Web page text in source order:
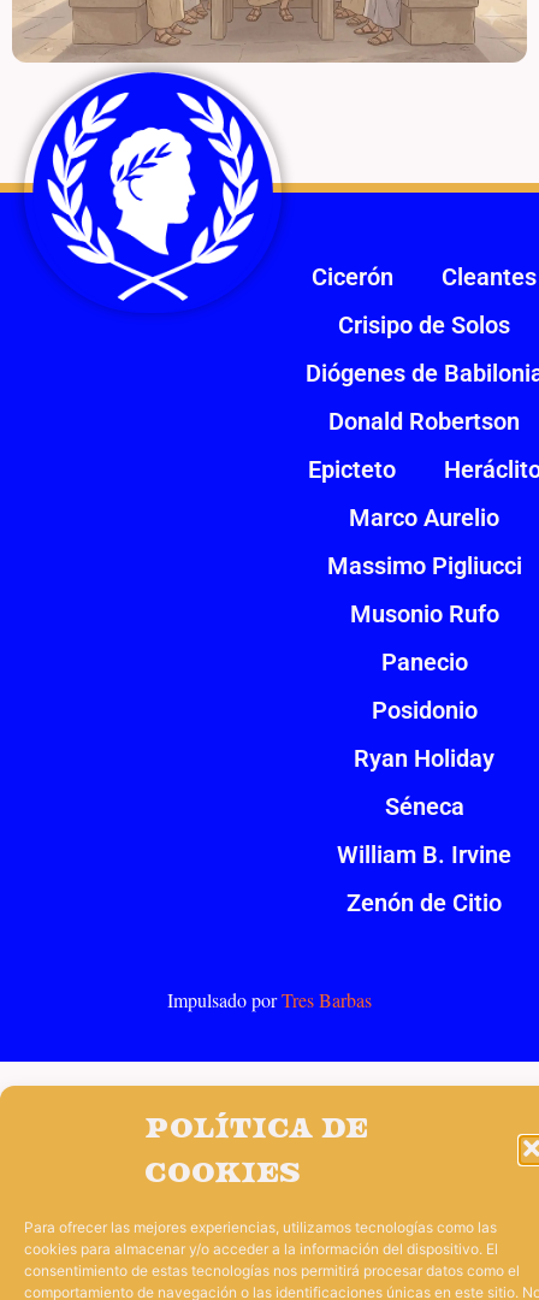
Política de
cookies
Para ofrecer las mejores experiencias, utilizamos tecnologías como las
cookies para almacenar y/o acceder a la información del dispositivo. El
consentimiento de estas tecnologías nos permitirá procesar datos como el
comportamiento de navegación o las identificaciones únicas en este sitio.
Cicerón
Cleantes
Crisipo de Solos
Diógenes de
Donald Robertson
Epicteto
Marco Aurelio
Massimo Pigliucci
Musonio Rufo
Panecio
Posidonio
Ryan Holiday
Séneca
William B. Irvine
Zenón de Citio
Impulsado porTres Barbas